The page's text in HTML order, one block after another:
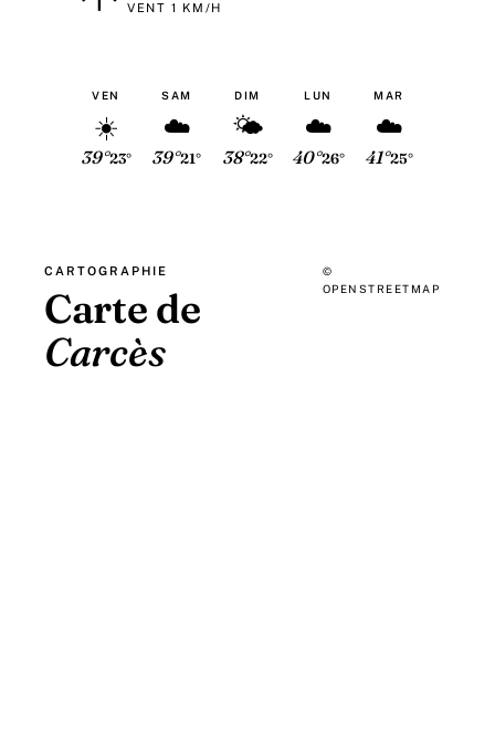
VENT 1 KM/H
VEN
☀️
39°23°
SAM
☁️
39°21°
DIM
🌤
38°22°
LUN
☁️
40°26°
MAR
☁️
41°25°
CARTOGRAPHIE
Carte de
Carcès
©
OPENSTREETMAP